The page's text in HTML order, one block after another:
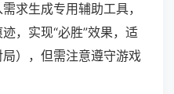
求生成专用辅助工具，
，实现“必胜”效果，适
），但需注意遵守游戏